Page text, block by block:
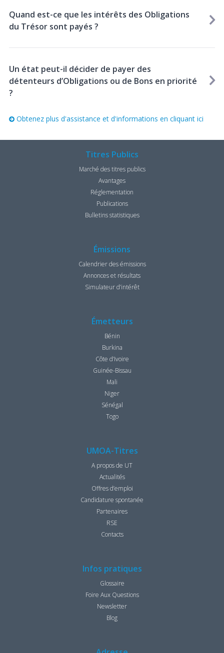
Quand est-ce que les intérêts des Obligations
du Trésor sont payés ?
Un état peut-il décider de payer des
détenteurs d’Obligations ou de Bons en priorité
?
Obtenez plus d'assistance et d'informations en cliquant ici
Titres Publics
Marché des titres publics
Avantages
Réglementation
Publications
Bulletins statistiques
Émissions
Calendrier des émissions
Annonces et résultats
Simulateur d’intérêt
Émetteurs
Bénin
Burkina
Côte d’Ivoire
Guinée-Bissau
Mali
Niger
Sénégal
Togo
UMOA-Titres
A propos de UT
Actualités
Offres d’emploi
Candidature spontanée
Partenaires
RSE
Contacts
Infos pratiques
Glossaire
Foire Aux Questions
Newsletter
Blog